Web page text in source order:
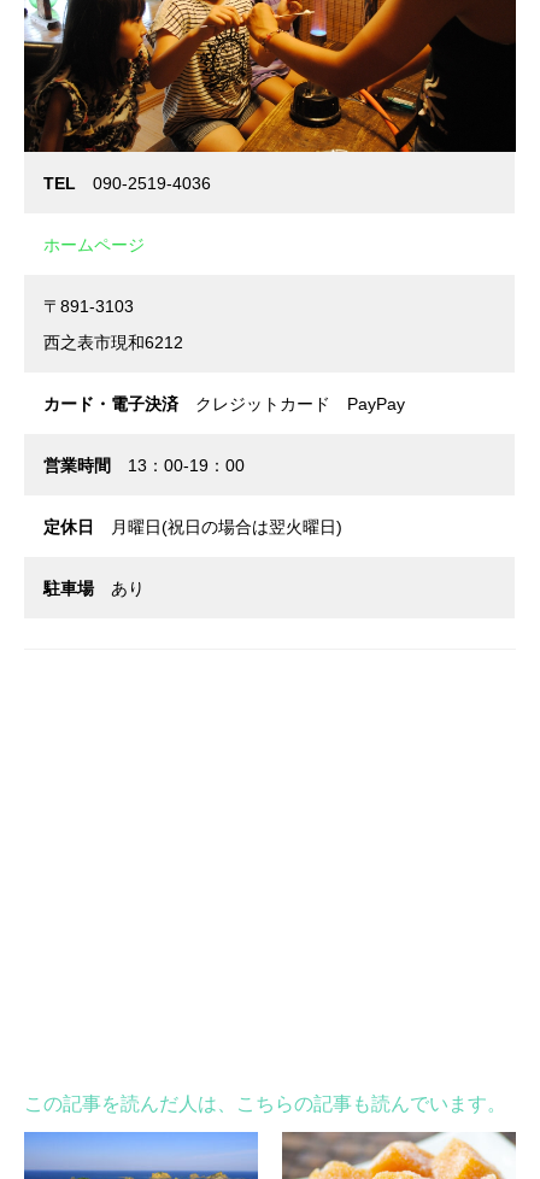
TEL 090-2519-4036
ホームページ
〒891-3103
西之表市現和6212
カード・電子決済 クレジットカード PayPay
営業時間 13：00-19：00
定休日 月曜日(祝日の場合は翌火曜日)
駐車場あり
この記事を読んだ人は、こちらの記事も読んでいます。